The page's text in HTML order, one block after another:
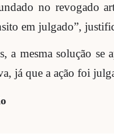
no revogado
em julgado”,
a mesma solução
já que a ação foi